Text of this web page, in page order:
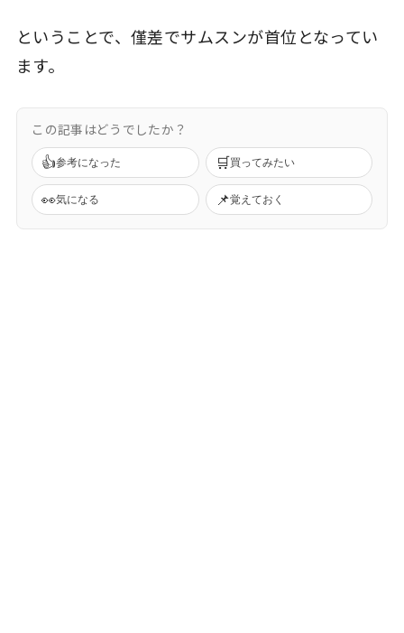
ということで、僅差でサムスンが首位となってい
ます。
この記事はどうでしたか？
👍参考になった 🛒買ってみたい
👀気になる 📌覚えておく